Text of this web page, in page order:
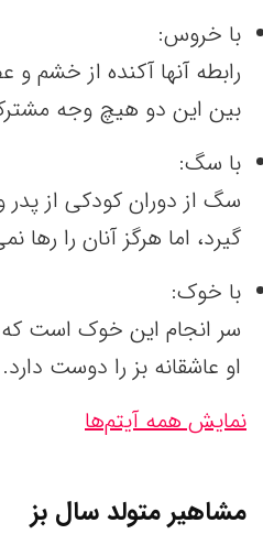
با خروس:
رابطه آنها آکنده از خشم
بین این دو هیچ وجه
با سگ:
سگ از دوران کودکی از
گیرد، اما هرگز آنان را رها
با خوک:
سر انجام این خوک است
او عاشقانه بز را دوست دارد.
نمایش همه آیتم‌ها
مشاهیر متولد سال بز